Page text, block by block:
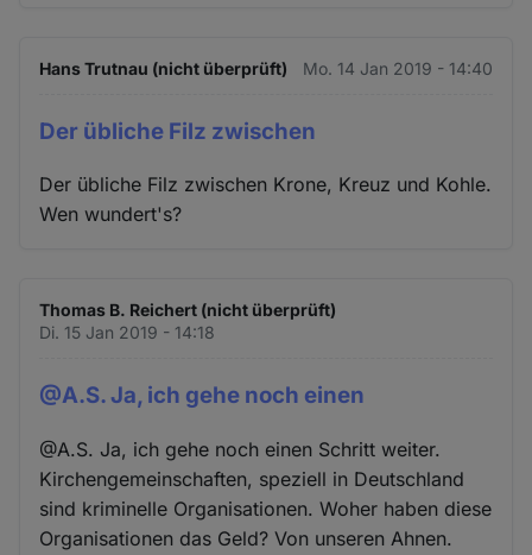
Hans Trutnau (nicht überprüft) Mo. 14 Jan 2019 - 14:40
Der übliche Filz zwischen
Der übliche Filz zwischen Krone, Kreuz und Kohle.
Wen wundert's?
Thomas B. Reichert (nicht überprüft)
Di. 15 Jan 2019 - 14:18
@A.S. Ja, ich gehe noch einen
@A.S. Ja, ich gehe noch einen Schritt weiter.
Kirchengemeinschaften, speziell in Deutschland
sind kriminelle Organisationen. Woher haben diese
Organisationen das Geld? Von unseren Ahnen.